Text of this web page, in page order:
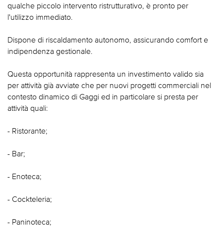
qualche piccolo intervento ristrutturativo, è pronto per
l'utilizzo immediato.
Dispone di riscaldamento autonomo, assicurando comfort e
indipendenza gestionale.
Questa opportunità rappresenta un investimento valido sia
per attività già avviate che per nuovi progetti commerciali nel
contesto dinamico di Gaggi ed in particolare si presta per
attività quali:
- Ristorante;
- Bar;
- Enoteca;
- Cockteleria;
- Paninoteca;